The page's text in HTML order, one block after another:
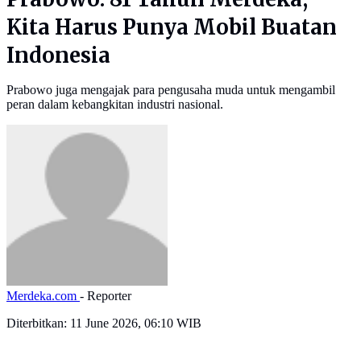
Kita Harus Punya Mobil Buatan
Indonesia
Prabowo juga mengajak para pengusaha muda untuk mengambil
peran dalam kebangkitan industri nasional.
Merdeka.com - Reporter
Diterbitkan: 11 June 2026, 06:10 WIB